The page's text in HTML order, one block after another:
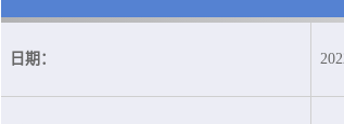
日期：